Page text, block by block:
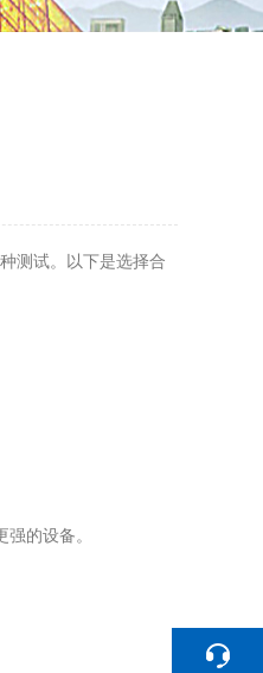
测试。以下是选择合
的设备。